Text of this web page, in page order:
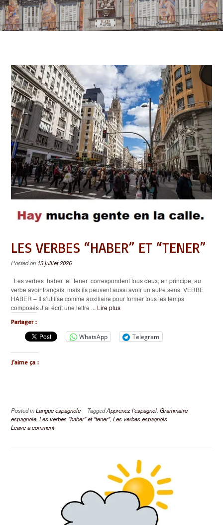
LES VERBES “HABER” ET “TENER”
Posted on 13 juillet 2026
Les verbes haber et tener correspondent tous deux, en principe, au
verbe avoir français, mais ils peuvent aussi avoir un autre sens. VERBE
HABER – Il s’utilise comme auxiliaire pour former tous les temps
composés J’ai écrit une lettre ... Lire plus
Partager :
WhatsApp Telegram
J’aime ça :
Posted inLangue espagnole TaggedApprenez l'espagnol, Grammaire
espagnole, Les verbes "haber" et "tener", Les verbes espagnols
Leave a comment